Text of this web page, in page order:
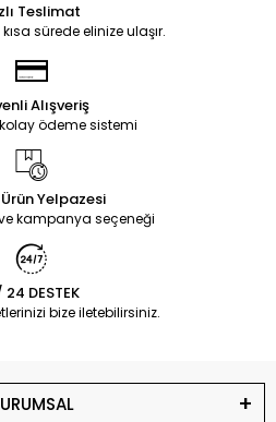
Teslimat
sürede elinize ulaşır.
Alışveriş
ödeme sistemi
Yelpazesi
kampanya seçeneği
24 DESTEK
bize iletebilirsiniz.